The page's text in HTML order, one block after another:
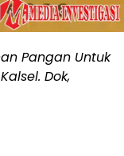
Pangan Untuk
Dok,